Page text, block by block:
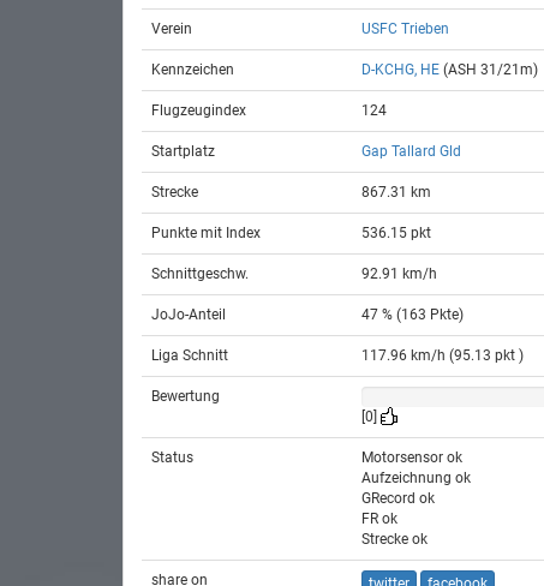
Verein USFC Trieben
Kennzeichen D-KCHG, HE (ASH 31/21m)
Flugzeugindex 124
Startplatz Gap Tallard Gld
Strecke 867.31 km
Punkte mit Index 536.15 pkt
Schnittgeschw. 92.91 km/h
JoJo-Anteil 47 % (163 Pkte)
Liga Schnitt 117.96 km/h (95.13 pkt )
Bewertung
[0]
Status
Motorsensor ok
Aufzeichnung ok
GRecord ok
FR ok
Strecke ok
share on